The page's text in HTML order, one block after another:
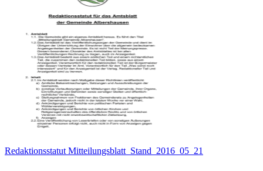
Redaktionsstatut Mitteilungsblatt_Stand_2016_05_21